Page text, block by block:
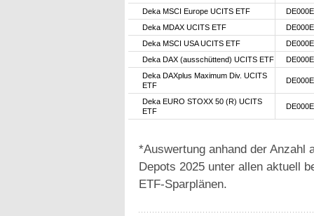
Deka MSCI Europe UCITS ETF
Deka MDAX UCITS ETF
Deka MSCI USA UCITS ETF
Deka DAX (ausschüttend) UCITS ETF
Deka DAXplus Maximum Div. UCITS
ETF
Deka EURO STOXX 50 (R) UCITS
ETF
*Auswertung anhand der Anzahl
Depots 2025 unter allen aktuell
ETF-Sparplänen.